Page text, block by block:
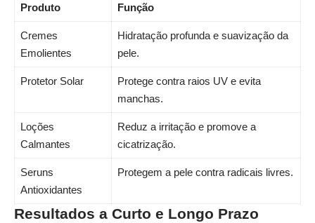
Produto
Função
Cremes
Emolientes
Hidratação profunda e suavização da
pele.
Protetor Solar
Protege contra raios UV e evita
manchas.
Loções
Calmantes
Reduz a irritação e promove a
cicatrização.
Seruns
Antioxidantes
Protegem a pele contra radicais livres.
Resultados a Curto e Longo Prazo